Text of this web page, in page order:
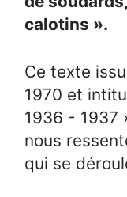
calotins ».
Ce texte
1970 et
1936 - 1937
nous
qui se